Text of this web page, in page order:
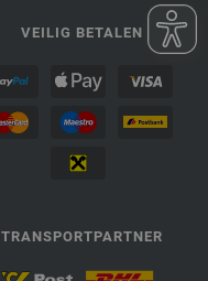
VEILIG BETALEN
TRANSPORTPARTNER